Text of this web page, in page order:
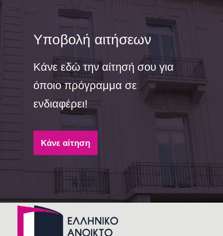
Υποβολή αιτήσεων
Κάνε εδώ την αίτησή σου για
όποιο πρόγραμμα σε
ενδιαφέρει!
Κάνε αίτηση